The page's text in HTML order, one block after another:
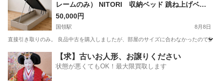
レームのみ） NITORI 収納ベッド 跳ね上げベッ
ド シングルベッド 組立て説明書付（
50,000円
国領駅 8月8日
直接引き取りのみ。 良品中古を購入しましたが、部屋のサイズに合わなかったので
東京 調布市 国領駅 ベッド 上げ
【求】古いお人形、お譲りください
状態が悪くてもOK！最大限買取します